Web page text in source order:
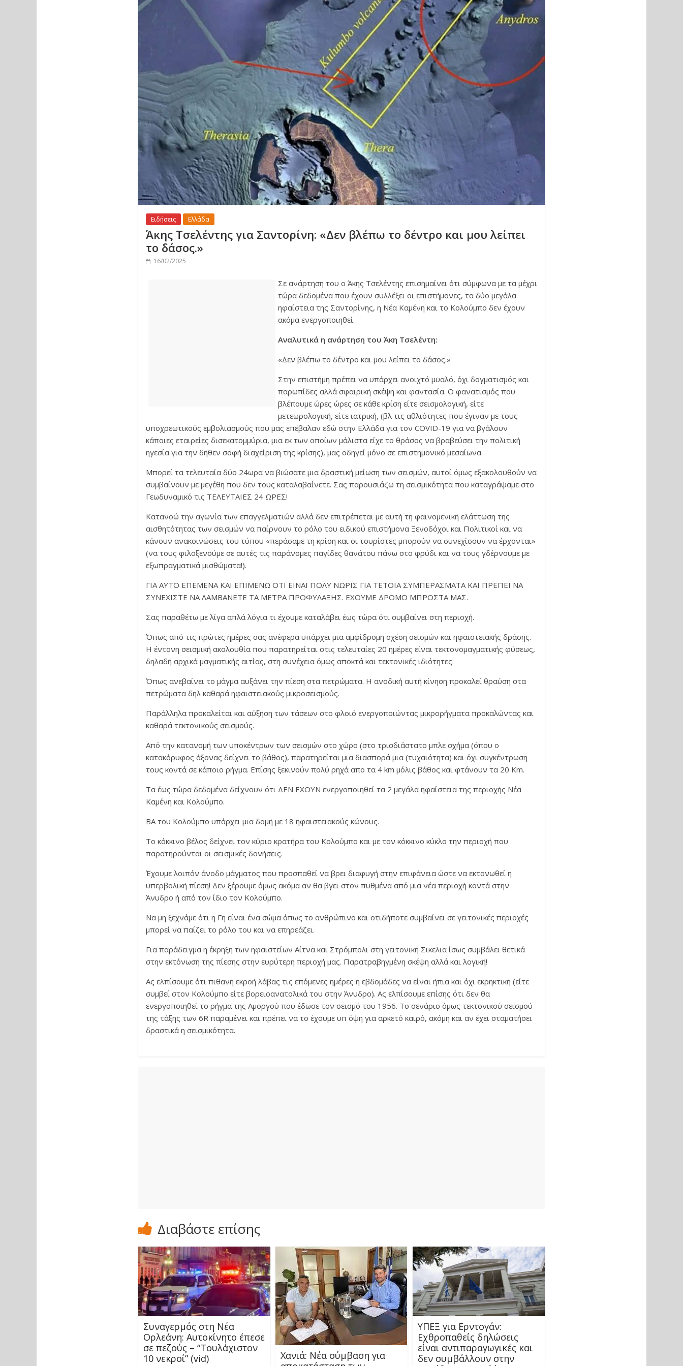
Ειδήσεις Ελλάδα
Άκης Τσελέντης για Σαντορίνη: «Δεν βλέπω το δέντρο και μου λείπει
το δάσος.»
16/02/2025
Σε ανάρτηση του ο Άκης Τσελέντης επισημαίνει ότι σύμφωνα με τα μέχρι
τώρα δεδομένα που έχουν συλλέξει οι επιστήμονες, τα δύο μεγάλα
ηφαίστεια της Σαντορίνης, η Νέα Καμένη και το Κολούμπο δεν έχουν
ακόμα ενεργοποιηθεί.
Αναλυτικά η ανάρτηση του Άκη Τσελέντη:
«Δεν βλέπω το δέντρο και μου λείπει το δάσος.»
Στην επιστήμη πρέπει να υπάρχει ανοιχτό μυαλό, όχι δογματισμός και
παρωπίδες αλλά σφαιρική σκέψη και φαντασία. Ο φανατισμός που
βλέπουμε ώρες ώρες σε κάθε κρίση είτε σεισμολογική, είτε
μετεωρολογική, είτε ιατρική, (βλ τις αθλιότητες που έγιναν με τους
υποχρεωτικούς εμβολιασμούς που μας επέβαλαν εδώ στην Ελλάδα για τον COVID-19 για να βγάλουν
κάποιες εταιρείες δισεκατομμύρια, μια εκ των οποίων μάλιστα είχε το θράσος να βραβεύσει την πολιτική
ηγεσία για την δήθεν σοφή διαχείριση της κρίσης), μας οδηγεί μόνο σε επιστημονικό μεσαίωνα.
Μπορεί τα τελευταία δύο 24ωρα να βιώσατε μια δραστική μείωση των σεισμών, αυτοί όμως εξακολουθούν να
συμβαίνουν με μεγέθη που δεν τους καταλαβαίνετε. Σας παρουσιάζω τη σεισμικότητα που καταγράψαμε στο
Γεωδυναμικό τις ΤΕΛΕΥΤΑΙΕΣ 24 ΩΡΕΣ!
Κατανοώ την αγωνία των επαγγελματιών αλλά δεν επιτρέπεται με αυτή τη φαινομενική ελάττωση της
αισθητότητας των σεισμών να παίρνουν το ρόλο του ειδικού επιστήμονα Ξενοδόχοι και Πολιτικοί και να
κάνουν ανακοινώσεις του τύπου «περάσαμε τη κρίση και οι τουρίστες μπορούν να συνεχίσουν να έρχονται»
(να τους φιλοξενούμε σε αυτές τις παράνομες παγίδες θανάτου πάνω στο φρύδι και να τους γδέρνουμε με
εξωπραγματικά μισθώματα!).
ΓΙΑ ΑΥΤΟ ΕΠΕΜΕΝΑ ΚΑΙ ΕΠΙΜΕΝΩ ΟΤΙ ΕΙΝΑΙ ΠΟΛΥ ΝΩΡΙΣ ΓΙΑ ΤΕΤΟΙΑ ΣΥΜΠΕΡΑΣΜΑΤΑ ΚΑΙ ΠΡΕΠΕΙ ΝΑ
ΣΥΝΕΧΙΣΤΕ ΝΑ ΛΑΜΒΑΝΕΤΕ ΤΑ ΜΕΤΡΑ ΠΡΟΦΥΛΑΞΗΣ. ΕΧΟΥΜΕ ΔΡΟΜΟ ΜΠΡΟΣΤΑ ΜΑΣ.
Σας παραθέτω με λίγα απλά λόγια τι έχουμε καταλάβει έως τώρα ότι συμβαίνει στη περιοχή.
Όπως από τις πρώτες ημέρες σας ανέφερα υπάρχει μια αμφίδρομη σχέση σεισμών και ηφαιστειακής δράσης.
Η έντονη σεισμική ακολουθία που παρατηρείται στις τελευταίες 20 ημέρες είναι τεκτονομαγματικής φύσεως,
δηλαδή αρχικά μαγματικής αιτίας, στη συνέχεια όμως αποκτά και τεκτονικές ιδιότητες.
Όπως ανεβαίνει το μάγμα αυξάνει την πίεση στα πετρώματα. Η ανοδική αυτή κίνηση προκαλεί θραύση στα
πετρώματα δηλ καθαρά ηφαιστειακούς μικροσεισμούς.
Παράλληλα προκαλείται και αύξηση των τάσεων στο φλοιό ενεργοποιώντας μικρορήγματα προκαλώντας και
καθαρά τεκτονικούς σεισμούς.
Από την κατανομή των υποκέντρων των σεισμών στο χώρο (στο τρισδιάστατο μπλε σχήμα (όπου ο
κατακόρυφος άξονας δείχνει το βάθος), παρατηρείται μια διασπορά μια (τυχαιότητα) και όχι συγκέντρωση
τους κοντά σε κάποιο ρήγμα. Επίσης ξεκινούν πολύ ρηχά απο τα 4 km μόλις βάθος και φτάνουν τα 20 Km.
Τα έως τώρα δεδομένα δείχνουν ότι ΔΕΝ ΕΧΟΥΝ ενεργοποιηθεί τα 2 μεγάλα ηφαίστεια της περιοχής Νέα
Καμένη και Κολούμπο.
ΒΑ του Κολούμπο υπάρχει μια δομή με 18 ηφαιστειακούς κώνους.
Το κόκκινο βέλος δείχνει τον κύριο κρατήρα του Κολούμπο και με τον κόκκινο κύκλο την περιοχή που
παρατηρούνται οι σεισμικές δονήσεις.
Έχουμε λοιπόν άνοδο μάγματος που προσπαθεί να βρει διαφυγή στην επιφάνεια ώστε να εκτονωθεί η
υπερβολική πίεση! Δεν ξέρουμε όμως ακόμα αν θα βγει στον πυθμένα από μια νέα περιοχή κοντά στην
Άνυδρο ή από τον ίδιο τον Κολούμπο.
Να μη ξεχνάμε ότι η Γη είναι ένα σώμα όπως το ανθρώπινο και οτιδήποτε συμβαίνει σε γειτονικές περιοχές
μπορεί να παίζει το ρόλο του και να επηρεάζει.
Για παράδειγμα η έκρηξη των ηφαιστείων Αίτνα και Στρόμπολι στη γειτονική Σικελια ίσως συμβάλει θετικά
στην εκτόνωση της πίεσης στην ευρύτερη περιοχή μας. Παρατραβηγμένη σκέψη αλλά και λογική!
Ας ελπίσουμε ότι πιθανή εκροή λάβας τις επόμενες ημέρες ή εβδομάδες να είναι ήπια και όχι εκρηκτική (είτε
συμβεί στον Κολούμπο είτε βορειοανατολικά του στην Άνυδρο). Ας ελπίσουμε επίσης ότι δεν θα
ενεργοποιηθεί το ρήγμα της Αμοργού που έδωσε τον σεισμό του 1956. Το σενάριο όμως τεκτονικού σεισμού
της τάξης των 6R παραμένει και πρέπει να το έχουμε υπ όψη για αρκετό καιρό, ακόμη και αν έχει σταματήσει
δραστικά η σεισμικότητα.
Διαβάστε επίσης
Συναγερμός στη Νέα
Ορλεάνη: Αυτοκίνητο έπεσε
σε πεζούς – “Τουλάχιστον
10 νεκροί” (vid)
Χανιά: Νέα σύμβαση για
ΥΠΕΞ για Ερντογάν:
Εχθροπαθείς δηλώσεις
είναι αντιπαραγωγικές και
δεν συμβάλλουν στην